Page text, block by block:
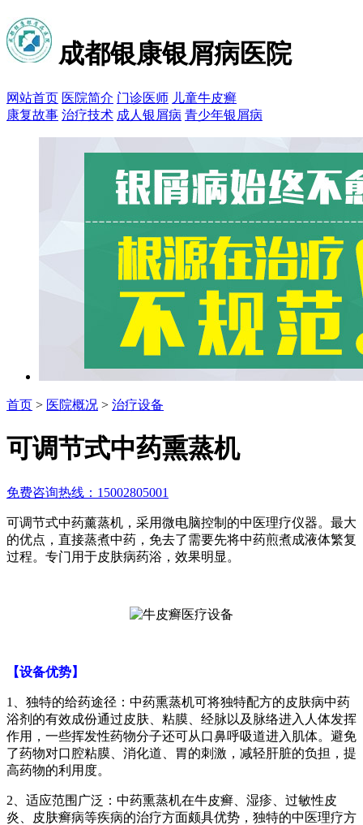
成都银康银屑病医院
网站首页 医院简介 门诊医师 儿童牛皮癣
康复故事 治疗技术 成人银屑病 青少年银屑病
首页 > 医院概况 > 治疗设备
可调节式中药熏蒸机
免费咨询热线：15002805001
可调节式中药薰蒸机，采用微电脑控制的中医理疗仪器。最大
的优点，直接蒸煮中药，免去了需要先将中药煎煮成液体繁复
过程。专门用于皮肤病药浴，效果明显。
【设备优势】
1、独特的给药途径：中药熏蒸机可将独特配方的皮肤病中药
浴剂的有效成份通过皮肤、粘膜、经脉以及脉络进入人体发挥
作用，一些挥发性药物分子还可从口鼻呼吸道进入肌体。避免
了药物对口腔粘膜、消化道、胃的刺激，减轻肝脏的负担，提
高药物的利用度。
2、适应范围广泛：中药熏蒸机在牛皮癣、湿疹、过敏性皮
炎、皮肤癣病等疾病的治疗方面颇具优势，独特的中医理疗方